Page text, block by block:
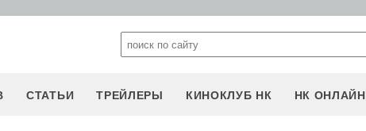
СТАТЬИ ТРЕЙЛЕРЫ КИНОКЛУБ НК НК ОНЛАЙН